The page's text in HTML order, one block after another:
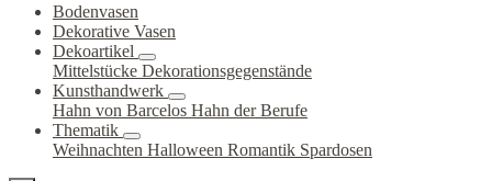
Bodenvasen
Dekorative Vasen
Dekoartikel
Mittelstücke Dekorationsgegenstände
Kunsthandwerk
Hahn von Barcelos Hahn der Berufe
Thematik
Weihnachten Halloween Romantik Spardosen